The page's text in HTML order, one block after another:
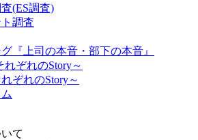
(ES調査)
調査
『上司の本音・部下の本音』
れぞれのStory～
ぞれのStory～
て